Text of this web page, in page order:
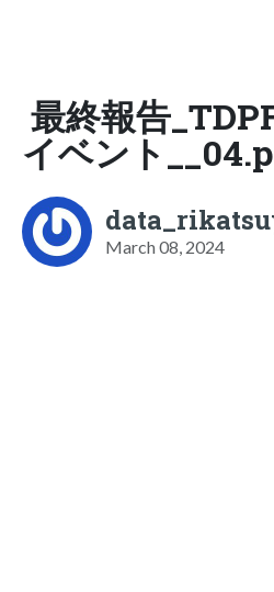
最終報告
イベント
March 08, 2024